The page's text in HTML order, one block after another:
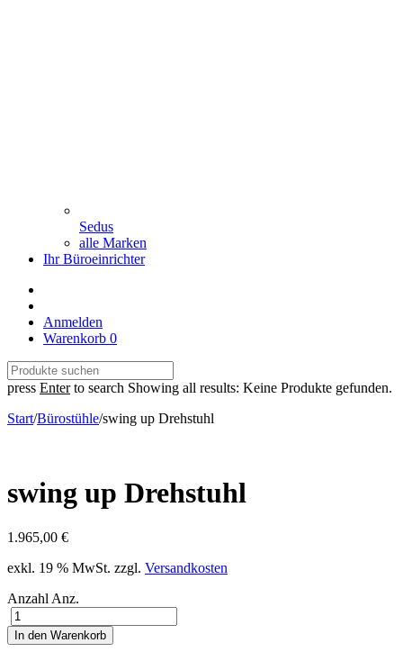
Sedus
alle Marken
Ihr Büroeinrichter
Anmelden
Warenkorb 0
press Enterto search Showing all results: Keine Produkte gefunden.
Start/Bürostühle/swing up Drehstuhl
swing up Drehstuhl
1.965,00 €
exkl. 19 % MwSt. zzgl. Versandkosten
Anzahl Anz.
In den Warenkorb